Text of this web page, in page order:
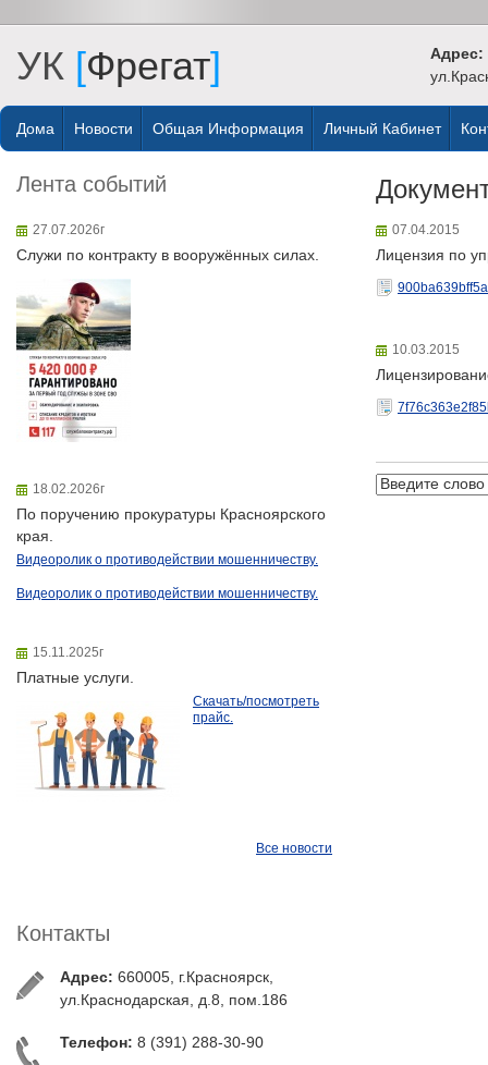
УК [Фрегат] Адрес:
Дома Новости Общая Информация Личный Кабинет
Лента событий
27.07.2026г
Служи по контракту в вооружённых силах.
18.02.2026г
По поручению прокуратуры Красноярского
края.
Видеоролик о противодействии мошенничеству.
Видеоролик о противодействии мошенничеству.
15.11.2025г
Платные услуги.
Скачать/посмотреть
прайс.
Все новости
Контакты
Адрес: 660005, г.Красноярск,
ул.Краснодарская, д.8, пом.186
Телефон: 8 (391) 288-30-90
07.04.2015
Лицензия по
10.03.2015